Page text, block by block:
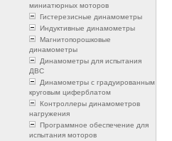
миниатюрных моторов
Гистерезисные динамометры
Индуктивные динамометры
Магнитопорошковые
динамометры
Динамометры для испытания
ДВС
Динамометры с градуированным
круговым циферблатом
Контроллеры динамометров
нагружения
Программное обеспечение для
испытания моторов